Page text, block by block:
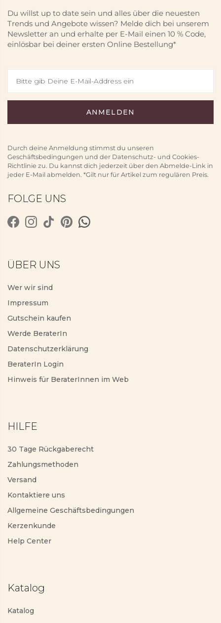
Du willst up to date sein und alles über die neuesten
Trends und Angebote wissen? Melde dich bei unserem
Newsletter an und erhalte per E-Mail einen 10 % Code,
einlösbar bei deiner ersten Online Bestellung*
Durch deine Anmeldung stimmst du unseren
Geschäftsbedingungen und der Datenschutz- und Cookies-
Richtlinie zu. Du kannst dich jederzeit über den Abmelde-Link in
jeder E-Mail abmelden. *Gilt nur für Artikel zum regulären Preis.
FOLGE UNS
ÜBER UNS
Wer wir sind
Impressum
Gutschein kaufen
Werde BeraterIn
Datenschutzerklärung
BeraterIn Login
Hinweis für BeraterInnen im Web
HILFE
30 Tage Rückgaberecht
Zahlungsmethoden
Versand
Kontaktiere uns
Allgemeine Geschäftsbedingungen
Kerzenkunde
Help Center
Katalog
Katalog